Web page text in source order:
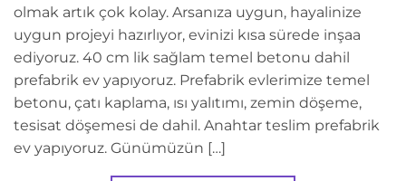
olmak artık çok kolay. Arsanıza uygun, hayalinize
uygun projeyi hazırlıyor, evinizi kısa sürede inşaa
ediyoruz. 40 cm lik sağlam temel betonu dahil
prefabrik ev yapıyoruz. Prefabrik evlerimize temel
betonu, çatı kaplama, ısı yalıtımı, zemin döşeme,
tesisat döşemesi de dahil. Anahtar teslim prefabrik
ev yapıyoruz. Günümüzün […]